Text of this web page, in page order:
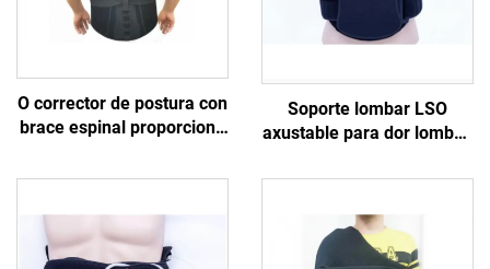
O corrector de postura con
brace espinal proporciona
a parte superior e inferior
Soporte lombar LSO
axustable para dor lombar,
personalizados do